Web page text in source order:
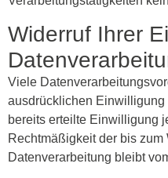
Widerruf Ihrer
Viele
ausdrücklichen
bereits erteilte Einwilligung
Rechtmäßigkeit der bis zum
Datenverarbeitung bleibt